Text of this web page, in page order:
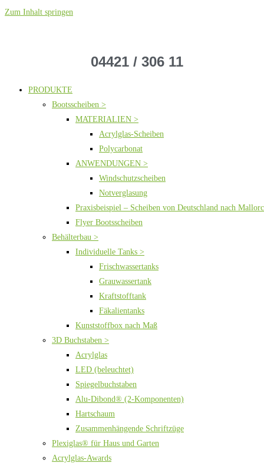
Zum Inhalt springen
04421 / 306 11
PRODUKTE
Bootsscheiben >
MATERIALIEN >
Acrylglas-Scheiben
Polycarbonat
ANWENDUNGEN >
Windschutzscheiben
Notverglasung
Praxisbeispiel – Scheiben von Deutschland nach
Flyer Bootsscheiben
Behälterbau >
Individuelle Tanks >
Frischwassertanks
Grauwassertank
Kraftstofftank
Fäkalientanks
Kunststoffbox nach Maß
3D Buchstaben >
Acrylglas
LED (beleuchtet)
Spiegelbuchstaben
Alu-Dibond® (2-Komponenten)
Hartschaum
Zusammenhängende Schriftzüge
Plexiglas® für Haus und Garten
Acrylglas-Awards